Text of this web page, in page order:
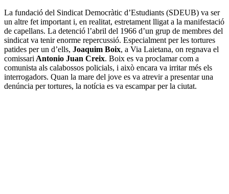
La fundació del Sindicat Democràtic d’Estudiants (SDEUB) va ser
un altre fet important i, en realitat, estretament lligat a la manifestació
de capellans. La detenció l’abril del 1966 d’un grup de membres del
sindicat va tenir enorme repercussió. Especialment per les tortures
patides per un d’ells, Joaquim Boix, a Via Laietana, on regnava el
comissari Antonio Juan Creix. Boix es va proclamar com a
comunista als calabossos policials, i això encara va irritar més els
interrogadors. Quan la mare del jove es va atrevir a presentar una
denúncia per tortures, la notícia es va escampar per la ciutat.